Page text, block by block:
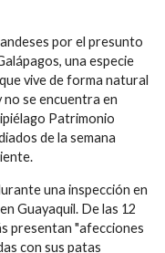
por el presunto
una especie
vive de forma natural
no se encuentra en
Patrimonio
de la semana
una inspección en
Guayaquil. De las 12
presentan "afecciones
con sus patas